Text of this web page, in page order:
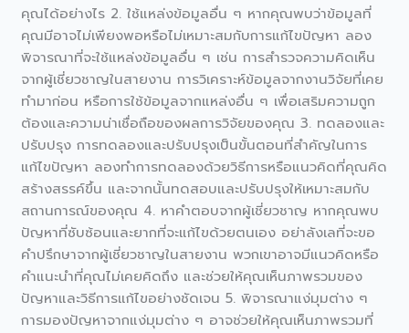
คุณได้อย่างไร 2. ใช้แหล่งข้อมูลอื่น ๆ หากคุณพบว่าข้อมูลที่
คุณมีอาจไม่เพียงพอหรือไม่เหมาะสมกับการแก้ไขปัญหา ลอง
พิจารณาที่จะใช้แหล่งข้อมูลอื่น ๆ เช่น การสำรวจความคิดเห็น
จากผู้เชี่ยวชาญในสายงาน การวิเคราะห์ข้อมูลจากงานวิจัยที่เคย
ทำมาก่อน หรือการใช้ข้อมูลจากแหล่งอื่น ๆ เพื่อเสริมความถูก
ต้องและความน่าเชื่อถือของผลการวิจัยของคุณ 3. ทดลองและ
ปรับปรุง การทดลองและปรับปรุงเป็นขั้นตอนที่สำคัญในการ
แก้ไขปัญหา ลองทำการทดลองด้วยวิธีการหรือแนวคิดที่คุณคิด
สร้างสรรค์ขึ้น และจากนั้นทดสอบและปรับปรุงให้เหมาะสมกับ
สถานการณ์ของคุณ 4. หาคำตอบจากผู้เชี่ยวชาญ หากคุณพบ
ปัญหาที่ซับซ้อนและยากที่จะแก้ไขด้วยตนเอง อย่าลังเลที่จะขอ
คำปรึกษาจากผู้เชี่ยวชาญในสายงาน พวกเขาอาจมีแนวคิดหรือ
คำแนะนำที่คุณไม่เคยคิดถึง และช่วยให้คุณเห็นภาพรวมของ
ปัญหาและวิธีการแก้ไขอย่างชัดเจน 5. พิจารณาแง่มุมต่าง ๆ
การมองปัญหาจากแง่มุมต่าง ๆ อาจช่วยให้คุณเห็นภาพรวมที่